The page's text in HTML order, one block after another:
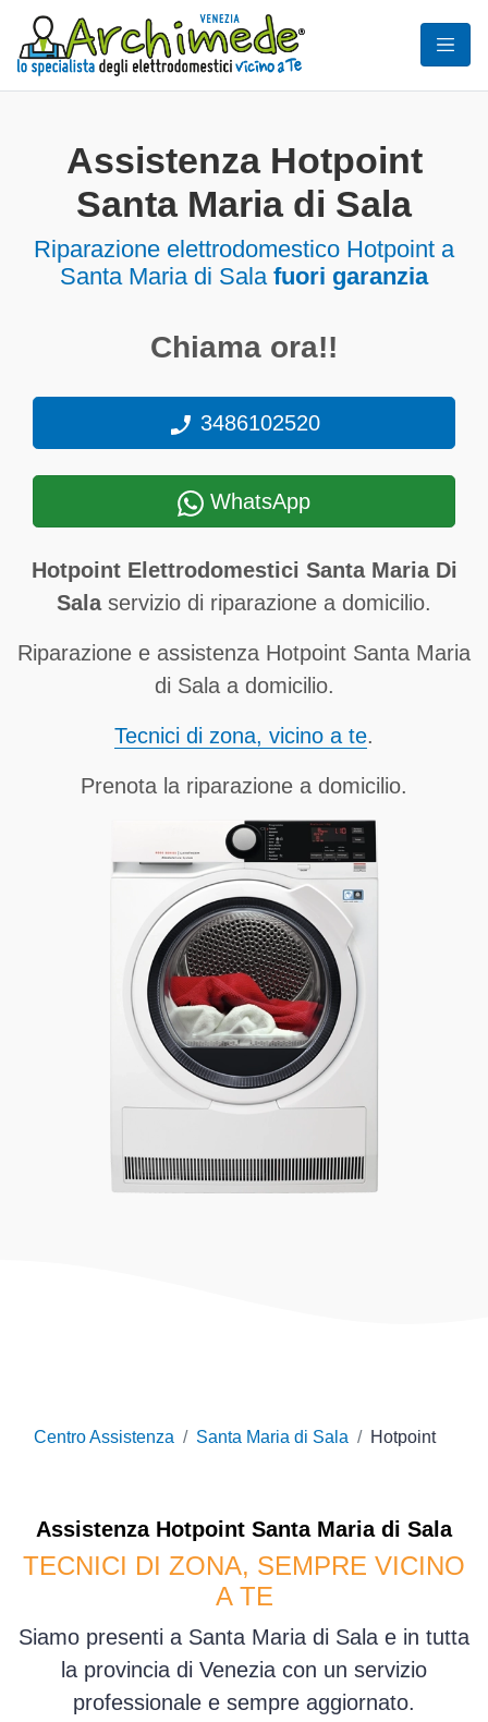
Assistenza Hotpoint
Santa Maria di Sala
Riparazione elettrodomestico Hotpoint a
Santa Maria di Sala fuori garanzia
Chiama ora!!
3486102520
WhatsApp
Hotpoint Elettrodomestici Santa Maria Di
Salaservizio di riparazione a domicilio.
Riparazione e assistenza Hotpoint Santa Maria
di Sala a domicilio.
Tecnici di zona, vicino a te.
Prenota la riparazione a domicilio.
Centro Assistenza Santa Maria di Sala Hotpoint
Assistenza Hotpoint Santa Maria di Sala
TECNICI DI ZONA, SEMPRE VICINO
A TE
Siamo presenti a Santa Maria di Sala e in tutta
la provincia di Venezia con un servizio
professionale e sempre aggiornato.